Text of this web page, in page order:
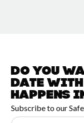
Do you
date
happens
Subscribe to our